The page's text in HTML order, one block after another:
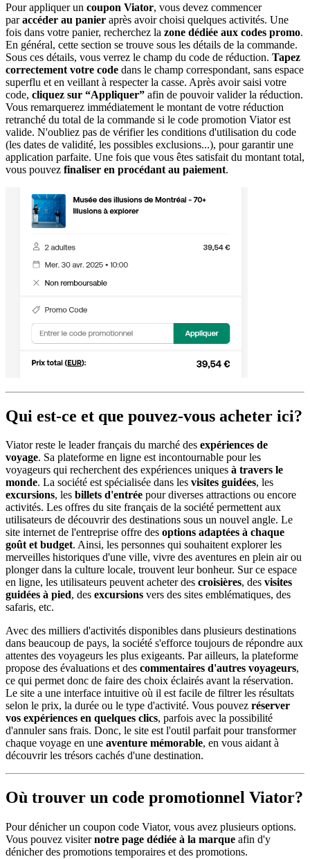
Pour appliquer un coupon Viator, vous devez commencer
paraccéder au panier après avoir choisi quelques activités. Une
fois dans votre panier, recherchez la zone dédiée aux codes promo.
En général, cette section se trouve sous les détails de la commande.
Sous ces détails, vous verrez le champ du code de réduction. Tapez
correctement votre code dans le champ correspondant, sans espace
superflu et en veillant à respecter la casse. Après avoir saisi votre
code, cliquez sur “Appliquer” afin de pouvoir valider la réduction.
Vous remarquerez immédiatement le montant de votre réduction
retranché du total de la commande si le code promotion Viator est
valide. N'oubliez pas de vérifier les conditions d'utilisation du code
(les dates de validité, les possibles exclusions...), pour garantir une
application parfaite. Une fois que vous êtes satisfait du montant total,
vous pouvez finaliser en procédant au paiement.
Qui est-ce et que pouvez-vous acheter ici?
Viator reste le leader français du marché des expériences de
voyage. Sa plateforme en ligne est incontournable pour les
voyageurs qui recherchent des expériences uniques à travers le
monde. La société est spécialisée dans les visites guidées, les
excursions, les billets d'entrée pour diverses attractions ou encore
activités. Les offres du site français de la société permettent aux
utilisateurs de découvrir des destinations sous un nouvel angle. Le
site internet de l'entreprise offre des options adaptées à chaque
goût et budget. Ainsi, les personnes qui souhaitent explorer les
merveilles historiques d'une ville, vivre des aventures en plein air ou
plonger dans la culture locale, trouvent leur bonheur. Sur ce espace
en ligne, les utilisateurs peuvent acheter des croisières, des visites
guidées à pied, des excursions vers des sites emblématiques, des
safaris, etc.
Avec des milliers d'activités disponibles dans plusieurs destinations
dans beaucoup de pays, la société s'efforce toujours de répondre aux
attentes des voyageurs les plus exigeants. Par ailleurs, la plateforme
propose des évaluations et des commentaires d'autres voyageurs,
ce qui permet donc de faire des choix éclairés avant la réservation.
Le site a une interface intuitive où il est facile de filtrer les résultats
selon le prix, la durée ou le type d'activité. Vous pouvez réserver
vos expériences en quelques clics, parfois avec la possibilité
d'annuler sans frais. Donc, le site est l'outil parfait pour transformer
chaque voyage en une aventure mémorable, en vous aidant à
découvrir les trésors cachés d'une destination.
Où trouver un code promotionnel Viator?
Pour dénicher un coupon code Viator, vous avez plusieurs options.
Vous pouvez visiternotre page dédiée à la marque afin d'y
dénicher des promotions temporaires et des promotions.